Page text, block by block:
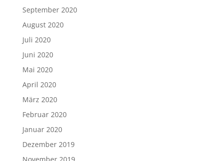
September 2020
August 2020
Juli 2020
Juni 2020
Mai 2020
April 2020
März 2020
Februar 2020
Januar 2020
Dezember 2019